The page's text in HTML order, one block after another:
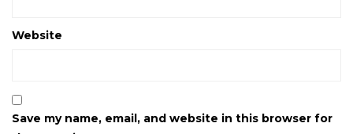
Website
Save my name, email, and website in this browser for